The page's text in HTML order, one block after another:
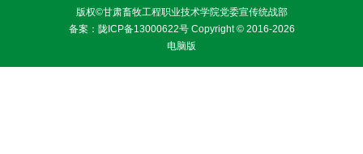
版权©甘肃畜牧工程职业技术学院党委宣传统战部
备案： 陇ICP备13000622号Copyright © 2016-2026
电脑版